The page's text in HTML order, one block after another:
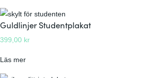
Guldlinjer Studentplakat
399,00 kr
Läs mer: